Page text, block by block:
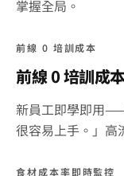
掌握全局。
前線 0 培訓成本
前線 0 培訓成
新員工即學即用
很容易上手。」高
食材成本率即時監控